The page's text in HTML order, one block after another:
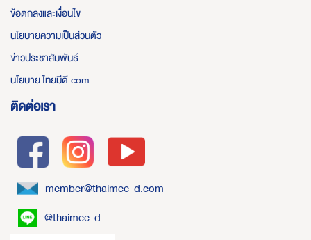
ข้อตกลงและเงื่อนไข
นโยบายความเป็นส่วนตัว
ข่าวประชาสัมพันธ์
นโยบาย ไทยมีดี.com
ติดต่อเรา
member@thaimee-d.com
@thaimee-d